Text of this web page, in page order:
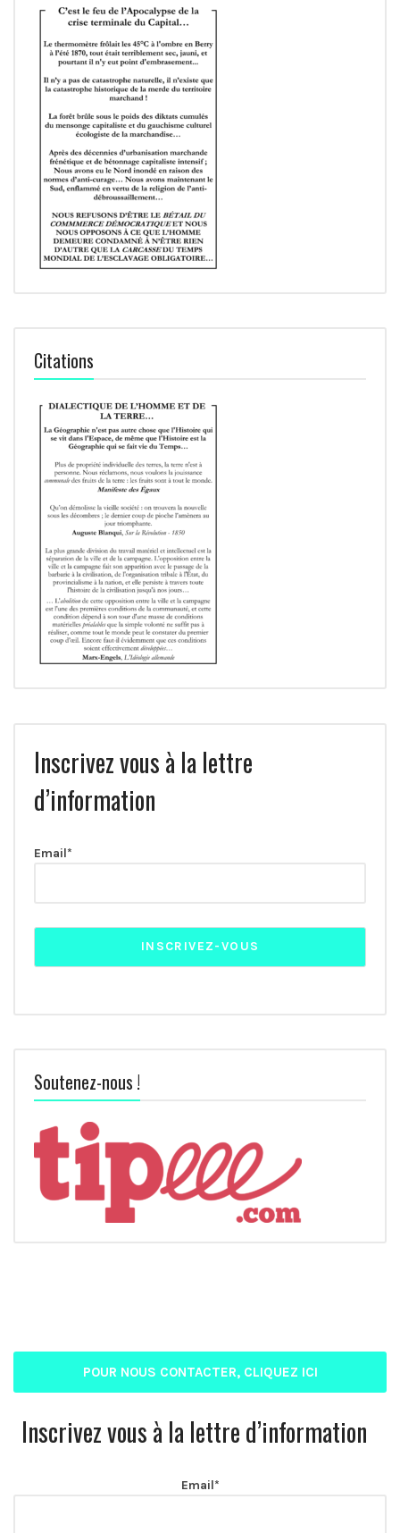
Citations
Inscrivez vous à la lettre
d’information
Email*
Soutenez-nous !
POUR NOUS CONTACTER, CLIQUEZ ICI
Inscrivez vous à la lettre d’information
Email*